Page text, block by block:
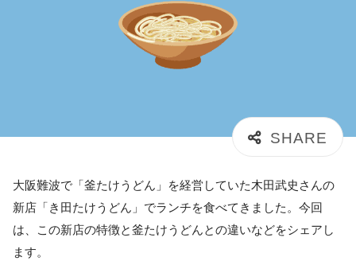
大阪難波で「釜たけうどん」を経営していた木田武史さんの
新店「き田たけうどん」でランチを食べてきました。今回
は、この新店の特徴と釜たけうどんとの違いなどをシェアし
ます。